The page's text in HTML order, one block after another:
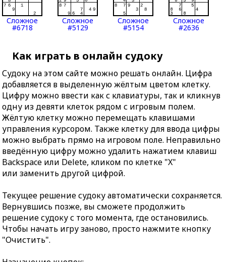
Сложное
#6718
Сложное
#5129
Сложное
#5154
Сложное
#2636
Как играть в онлайн судоку
Судоку на этом сайте можно решать онлайн. Цифра
добавляется в выделенную жёлтым цветом клетку.
Цифру можно ввести как с клавиатуры, так и кликнув
одну из девяти клеток рядом с игровым полем.
Жёлтую клетку можно перемещать клавишами
управления курсором. Также клетку для ввода цифры
можно выбрать прямо на игровом поле. Неправильно
введённую цифру можно удалить нажатием клавиш
Backspace или Delete, кликом по клетке "X"
или заменить другой цифрой.
Текущее решение судоку автоматически сохраняется.
Вернувшись позже, вы сможете продолжить
решение судоку с того момента, где остановились.
Чтобы начать игру заново, просто нажмите кнопку
"Очистить".